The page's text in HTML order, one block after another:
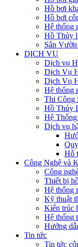
Hồ bơi
Hồ bơi
Hệ thống
Hồ Thủy
Sân
DỊCH VỤ
Dịch vụ
Dịch Vụ
Dịch Vụ
Hệ thống
Thi Công
Hồ Thủy
Hệ
Dịch vụ
Hỗ
Công Nghệ và
Công
Thiết bị
Hệ thống
Kỹ thuật
Kiến trúc
Hệ thống
Hướng
Tin tức
Tin tức